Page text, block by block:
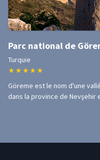
Turquie
★ ★ ★ ★ ★
Göreme est le nom d'une
dans la province de Nevşehir